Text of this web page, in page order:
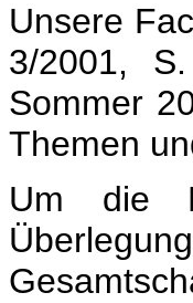
Unsere
3/2001,
Sommer
Themen
Um die